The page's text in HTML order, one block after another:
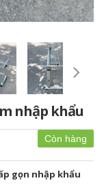
nhập khẩu
Còn hàng
gọn nhập khẩu